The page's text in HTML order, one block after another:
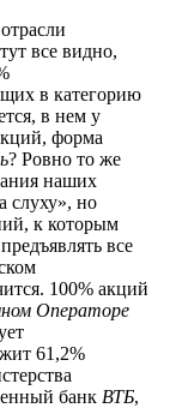
все видно,
в категорию
в нем у
форма
? Ровно то же
наших
слуху», но
к которым
все
100% акций
Операторе
61,2%
банк ВТБ,